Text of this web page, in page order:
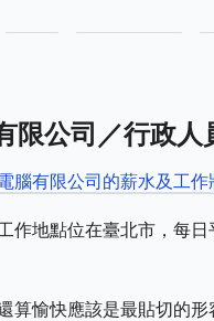
限公司／行政人
腦有限公司的薪水及工作
作地點位在臺北市，每
算愉快應該是最貼切的